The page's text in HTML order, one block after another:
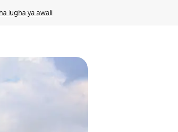
lugha ya awali